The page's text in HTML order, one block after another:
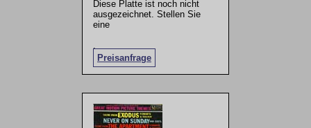
Diese Platte ist noch nicht
ausgezeichnet. Stellen Sie
eine
Preisanfrage
.